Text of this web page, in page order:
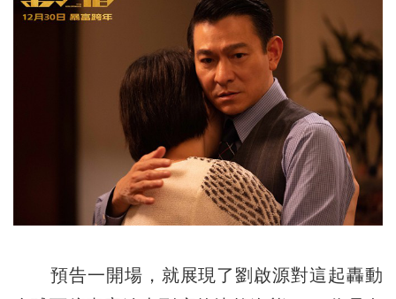
預告一開場，就展現了劉啟源對這起轟動